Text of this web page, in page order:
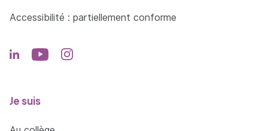
Accessibilité : partiellement conforme
Je suis